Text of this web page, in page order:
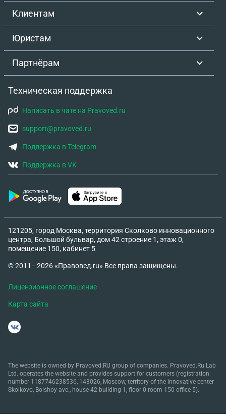
Клиентам
Юристам
Партнёрам
Техническая поддержка
Написать в чате на Pravoved.ru
support@pravoved.ru
Поддержка в Telegram
Поддержка в VK
121205, город Москва, территория Сколково инновационного
центра, Большой бульвар, дом 42 строение 1, этаж 0,
помещение 150, кабинет 5
© 2011—2026 «Правовед.ru» Все права защищены.
Лицензионное соглашение
Карта сайта
The website is owned by Pravoved.RU group of companies. Pravoved.Ru Lab
Ltd. operates the website and provides support for customers (registration
number 1187746238536, 143026, Moscow, territory of the innovative center
Skolkovo, Bolshoy ave., house 42 building 1, floor 0 room 150 office 5).